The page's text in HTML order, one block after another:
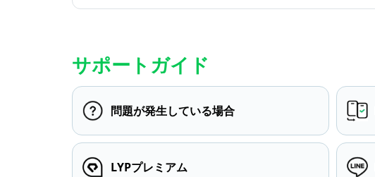
サポートガイド
問題が発生している場合
LYPプレミアム